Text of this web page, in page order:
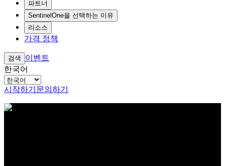
파트너
SentinelOne을 선택하는 이유
리소스
가격 정책
검색
이벤트
한국어
시작하기 문의하기
아이브로우 테스트 콘텐츠 텍스트